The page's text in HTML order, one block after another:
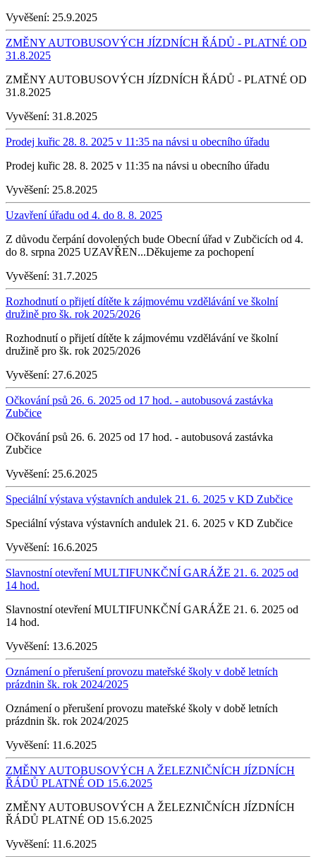
Vyvěšení: 25.9.2025
ZMĚNY AUTOBUSOVÝCH JÍZDNÍCH ŘÁDŮ - PLATNÉ OD
31.8.2025
ZMĚNY AUTOBUSOVÝCH JÍZDNÍCH ŘÁDŮ - PLATNÉ OD
31.8.2025
Vyvěšení: 31.8.2025
Prodej kuřic 28. 8. 2025 v 11:35 na návsi u obecního úřadu
Prodej kuřic 28. 8. 2025 v 11:35 na návsi u obecního úřadu
Vyvěšení: 25.8.2025
Uzavření úřadu od 4. do 8. 8. 2025
Z důvodu čerpání dovolených bude Obecní úřad v Zubčicích od 4.
do 8. srpna 2025 UZAVŘEN...Děkujeme za pochopení
Vyvěšení: 31.7.2025
Rozhodnutí o přijetí dítěte k zájmovému vzdělávání ve školní
družině pro šk. rok 2025/2026
Rozhodnutí o přijetí dítěte k zájmovému vzdělávání ve školní
družině pro šk. rok 2025/2026
Vyvěšení: 27.6.2025
Očkování psů 26. 6. 2025 od 17 hod. - autobusová zastávka
Zubčice
Očkování psů 26. 6. 2025 od 17 hod. - autobusová zastávka
Zubčice
Vyvěšení: 25.6.2025
Speciální výstava výstavních andulek 21. 6. 2025 v KD Zubčice
Speciální výstava výstavních andulek 21. 6. 2025 v KD Zubčice
Vyvěšení: 16.6.2025
Slavnostní otevření MULTIFUNKČNÍ GARÁŽE 21. 6. 2025 od
14 hod.
Slavnostní otevření MULTIFUNKČNÍ GARÁŽE 21. 6. 2025 od
14 hod.
Vyvěšení: 13.6.2025
Oznámení o přerušení provozu mateřské školy v době letních
prázdnin šk. rok 2024/2025
Oznámení o přerušení provozu mateřské školy v době letních
prázdnin šk. rok 2024/2025
Vyvěšení: 11.6.2025
ZMĚNY AUTOBUSOVÝCH A ŽELEZNIČNÍCH JÍZDNÍCH
ŘÁDŮ PLATNÉ OD 15.6.2025
ZMĚNY AUTOBUSOVÝCH A ŽELEZNIČNÍCH JÍZDNÍCH
ŘÁDŮ PLATNÉ OD 15.6.2025
Vyvěšení: 11.6.2025